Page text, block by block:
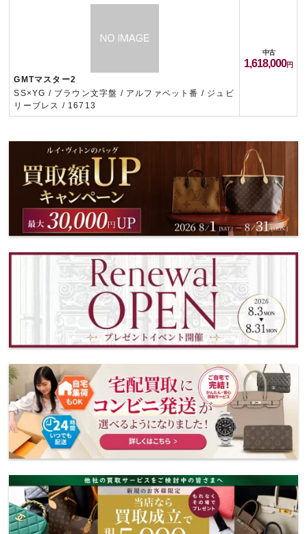
GMTマスター2
SS×YG / ブラウン文字盤 / アルファベット番 / ジュビ
リーブレス / 16713
中古
1,618,000